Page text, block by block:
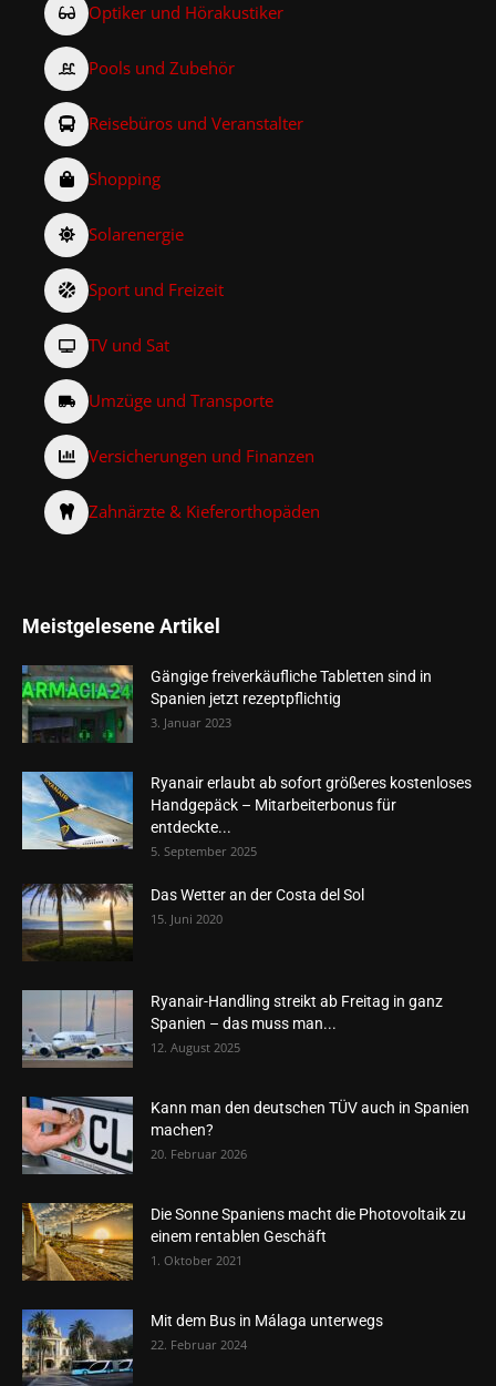
Optiker und Hörakustiker
Pools und Zubehör
Reisebüros und Veranstalter
Shopping
Solarenergie
Sport und Freizeit
TV und Sat
Umzüge und Transporte
Versicherungen und Finanzen
Zahnärzte & Kieferorthopäden
Meistgelesene Artikel
Gängige freiverkäufliche Tabletten sind in
Spanien jetzt rezeptpflichtig
3. Januar 2023
Ryanair erlaubt ab sofort größeres kostenloses
Handgepäck – Mitarbeiterbonus für
entdeckte...
5. September 2025
Das Wetter an der Costa del Sol
15. Juni 2020
Ryanair-Handling streikt ab Freitag in ganz
Spanien – das muss man...
12. August 2025
Kann man den deutschen TÜV auch in Spanien
machen?
20. Februar 2026
Die Sonne Spaniens macht die Photovoltaik zu
einem rentablen Geschäft
1. Oktober 2021
Mit dem Bus in Málaga unterwegs
22. Februar 2024